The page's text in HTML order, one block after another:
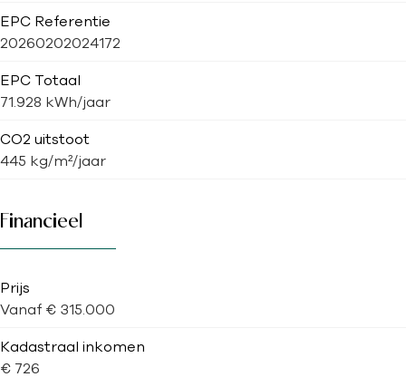
EPC Referentie
20260202024172
EPC Totaal
71.928 kWh/jaar
CO2 uitstoot
445 kg/m²/jaar
Financieel
Prijs
Vanaf € 315.000
Kadastraal inkomen
€ 726